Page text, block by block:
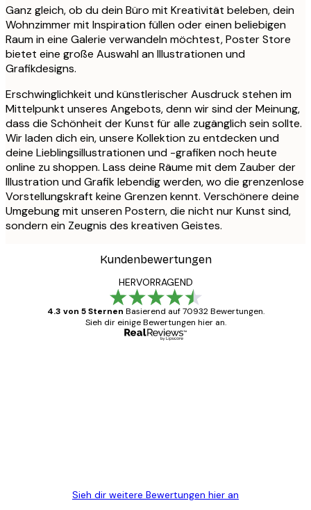
Ganz gleich, ob du dein Büro mit Kreativität beleben, dein
Wohnzimmer mit Inspiration füllen oder einen beliebigen
Raum in eine Galerie verwandeln möchtest, Poster Store
bietet eine große Auswahl an Illustrationen und
Grafikdesigns.
Erschwinglichkeit und künstlerischer Ausdruck stehen im
Mittelpunkt unseres Angebots, denn wir sind der Meinung,
dass die Schönheit der Kunst für alle zugänglich sein sollte.
Wir laden dich ein, unsere Kollektion zu entdecken und
deine Lieblingsillustrationen und -grafiken noch heute
online zu shoppen. Lass deine Räume mit dem Zauber der
Illustration und Grafik lebendig werden, wo die grenzenlose
Vorstellungskraft keine Grenzen kennt. Verschönere deine
Umgebung mit unseren Postern, die nicht nur Kunst sind,
sondern ein Zeugnis des kreativen Geistes.
Kundenbewertungen
HERVORRAGEND
4.3 von 5 Sternen Basierend auf 70932 Bewertungen.
Sieh dir einige Bewertungen hier an.
Sieh dir weitere Bewertungen hier an